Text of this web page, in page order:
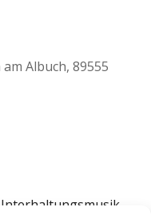
Albuch, 89555